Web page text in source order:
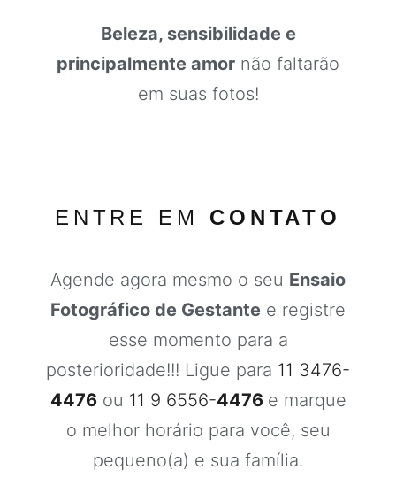
Beleza, sensibilidade e
principalmente amor não faltarão
em suas fotos!
ENTRE EM CONTATO
Agende agora mesmo o seu Ensaio
Fotográfico de Gestante e registre
esse momento para a
posterioridade!!! Ligue para 11 3476-
4476ou 11 9 6556-4476 e marque
o melhor horário para você, seu
pequeno(a) e sua família.